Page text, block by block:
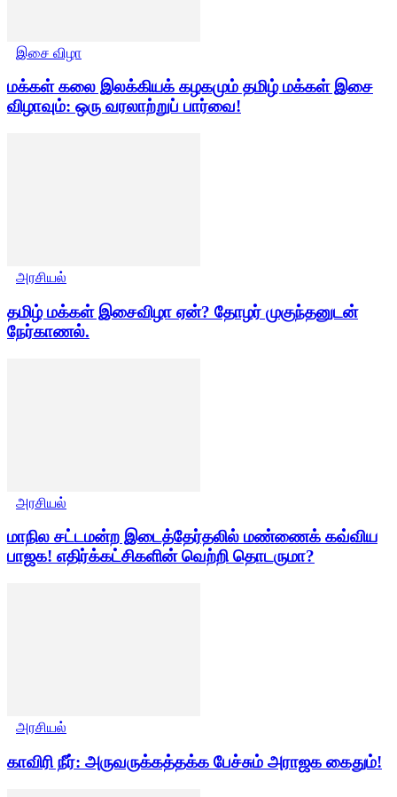
இசை விழா
மக்கள் கலை இலக்கியக் கழகமும் தமிழ் மக்கள் இசை
விழாவும்: ஒரு வரலாற்றுப் பார்வை!
அரசியல்
தமிழ் மக்கள் இசைவிழா ஏன்? தோழர் முகுந்தனுடன்
நேர்காணல்.
அரசியல்
மாநில சட்டமன்ற இடைத்தேர்தலில் மண்ணைக் கவ்விய
பாஜக! எதிர்க்கட்சிகளின் வெற்றி தொடருமா?
அரசியல்
காவிரி நீர்: அருவருக்கத்தக்க பேச்சும் அராஜக கைதும்!